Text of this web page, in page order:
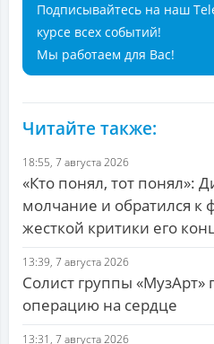
Подписывайтесь на наш
курсе всех событий!
Мы работаем для Вас!
Читайте также:
18:55, 7 августа 2026
«Кто понял, тот понял»:
молчание и обратился к
жесткой критики его
13:39, 7 августа 2026
Солист группы
операцию на сердце
13:31, 7 августа 2026